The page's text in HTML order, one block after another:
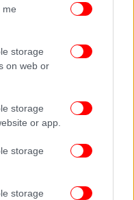
me
storage
on web or
storage
or app.
storage
storage
τον τρομάζει ούτε ο
την παρθενική του
ονειρεύεται
παίκτη τον Σπόραρ!
σχετικά με την